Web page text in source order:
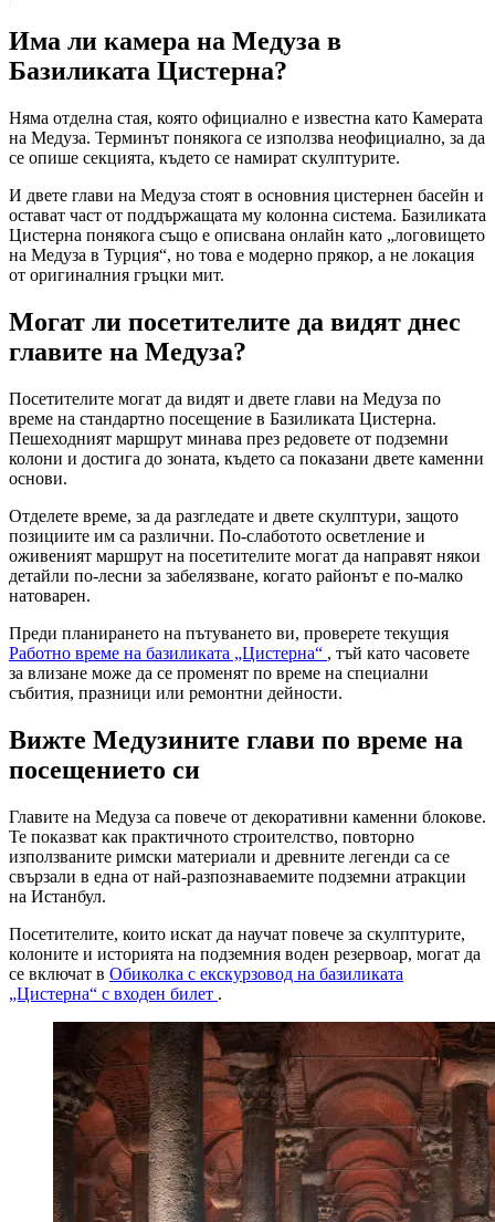
Има ли камера на Медуза в
Базиликата Цистерна?
Няма отделна стая, която официално е известна като Камерата
на Медуза. Терминът понякога се използва неофициално, за да
се опише секцията, където се намират скулптурите.
И двете глави на Медуза стоят в основния цистернен басейн и
остават част от поддържащата му колонна система. Базиликата
Цистерна понякога също е описвана онлайн като „логовището
на Медуза в Турция“, но това е модерно прякор, а не локация
от оригиналния гръцки мит.
Могат ли посетителите да видят днес
главите на Медуза?
Посетителите могат да видят и двете глави на Медуза по
време на стандартно посещение в Базиликата Цистерна.
Пешеходният маршрут минава през редовете от подземни
колони и достига до зоната, където са показани двете каменни
основи.
Отделете време, за да разгледате и двете скулптури, защото
позициите им са различни. По-слаботото осветление и
оживеният маршрут на посетителите могат да направят някои
детайли по-лесни за забелязване, когато районът е по-малко
натоварен.
Преди планирането на пътуването ви, проверете текущия
Работно време на базиликата „Цистерна“ , тъй като часовете
за влизане може да се променят по време на специални
събития, празници или ремонтни дейности.
Вижте Медузините глави по време на
посещението си
Главите на Медуза са повече от декоративни каменни блокове.
Те показват как практичното строителство, повторно
използваните римски материали и древните легенди са се
свързали в една от най-разпознаваемите подземни атракции
на Истанбул.
Посетителите, които искат да научат повече за скулптурите,
колоните и историята на подземния воден резервоар, могат да
се включат в Обиколка с екскурзовод на базиликата
„Цистерна“ с входен билет .